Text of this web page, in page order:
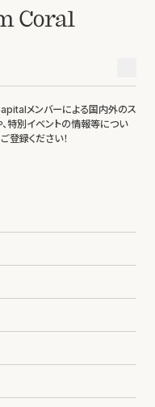
Coral
メンバーによる国内外のス
特別イベントの情報等につい
登録ください！